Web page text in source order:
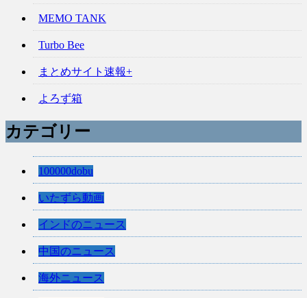
MEMO TANK
Turbo Bee
まとめサイト速報+
よろず箱
カテゴリー
100000dobu
いたずら動画
インドのニュース
中国のニュース
海外ニュース